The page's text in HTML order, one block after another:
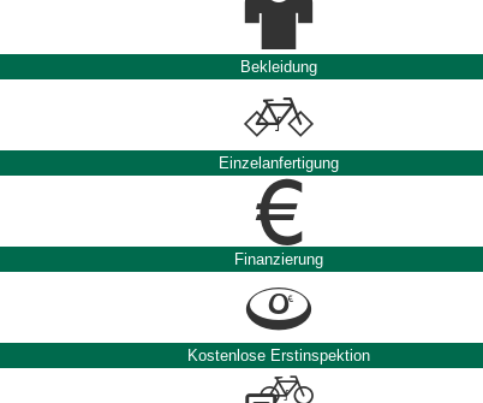
Bekleidung
Einzelanfertigung
Finanzierung
Kostenlose Erstinspektion